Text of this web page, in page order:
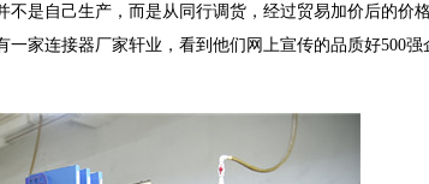
是自己生产，而是从同行调货，经过贸易加价后的价
家连接器厂家轩业，看到他们网上宣传的品质好500强